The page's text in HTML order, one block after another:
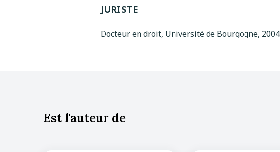
JURISTE
Docteur en droit, Université de Bourgogne, 2004
Est l'auteur de